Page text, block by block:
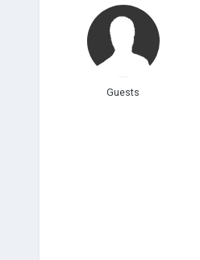
Guests